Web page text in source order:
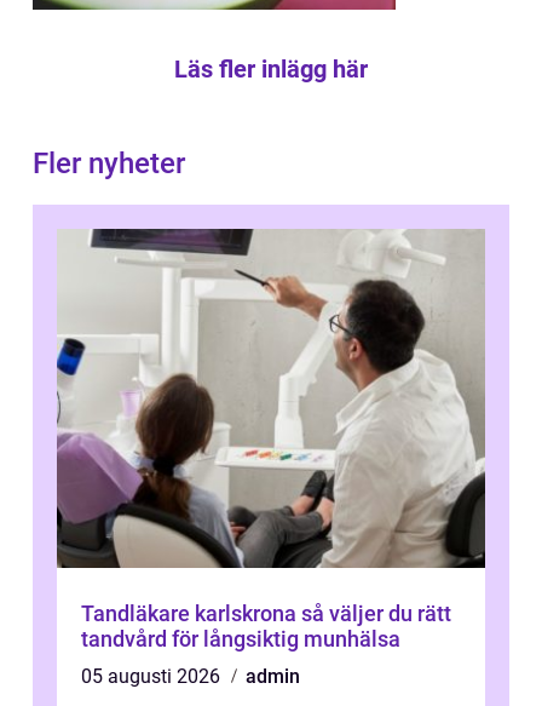
Läs fler inlägg här
Fler nyheter
Tandläkare karlskrona så väljer du rätt
tandvård för långsiktig munhälsa
05 augusti 2026
admin